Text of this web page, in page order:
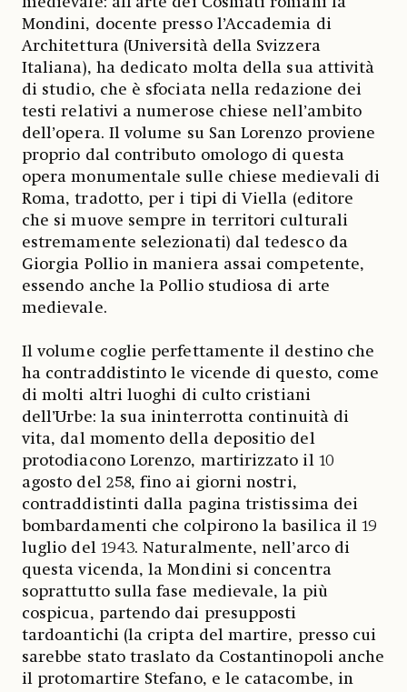
Mondini, docente presso l’Accademia di
Architettura (Università della Svizzera
Italiana), ha dedicato molta della sua attività
di studio, che è sfociata nella redazione dei
testi relativi a numerose chiese nell’ambito
dell’opera. Il volume su San Lorenzo proviene
proprio dal contributo omologo di questa
opera monumentale sulle chiese medievali di
Roma, tradotto, per i tipi di Viella (editore
che si muove sempre in territori culturali
estremamente selezionati) dal tedesco da
Giorgia Pollio in maniera assai competente,
essendo anche la Pollio studiosa di arte
medievale.
Il volume coglie perfettamente il destino che
ha contraddistinto le vicende di questo, come
di molti altri luoghi di culto cristiani
dell’Urbe: la sua ininterrotta continuità di
vita, dal momento della depositio del
protodiacono Lorenzo, martirizzato il 10
agosto del 258, fino ai giorni nostri,
contraddistinti dalla pagina tristissima dei
bombardamenti che colpirono la basilica il 19
luglio del 1943. Naturalmente, nell’arco di
questa vicenda, la Mondini si concentra
soprattutto sulla fase medievale, la più
cospicua, partendo dai presupposti
tardoantichi (la cripta del martire, presso cui
sarebbe stato traslato da Costantinopoli anche
il protomartire Stefano, e le catacombe, in